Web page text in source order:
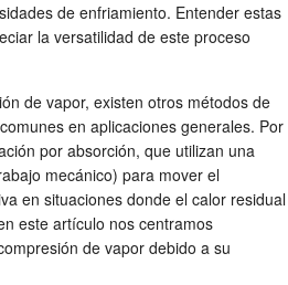
de enfriamiento. Entender estas
la versatilidad de este proceso
de vapor, existen otros métodos de
en aplicaciones generales. Por
por absorción, que utilizan una
mecánico) para mover el
en situaciones donde el calor residual
este artículo nos centramos
de vapor debido a su